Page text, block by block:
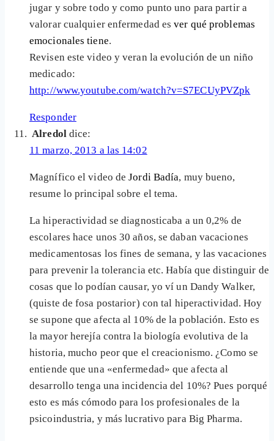
jugar y sobre todo y como punto uno para partir a
valorar cualquier enfermedad esver qué problemas
emocionales tiene.
Revisen este video y veran la evolución de un niño
medicado:
http://www.youtube.com/watch?v=S7ECUyPVZpk
Responder
Alredol dice:
11 marzo, 2013 a las 14:02
Magnífico el video deJordi Badía, muy bueno,
resume lo principal sobre el tema.
La hiperactividad se diagnosticaba a un 0,2% de
escolares hace unos 30 años, se daban vacaciones
medicamentosas los fines de semana, y las vacaciones
para prevenir la tolerancia etc. Había que distinguir de
cosas que lo podían causar, yo ví un Dandy Walker,
(quiste de fosa postarior) con tal hiperactividad. Hoy
se supone que afecta al 10% de la población. Esto es
la mayor herejía contra la biología evolutiva de la
historia, mucho peor que el creacionismo. ¿Como se
entiende que una «enfermedad» que afecta al
desarrollo tenga una incidencia del 10%? Pues porqué
esto es más cómodo para los profesionales de la
psicoindustria, y más lucrativo para Big Pharma.